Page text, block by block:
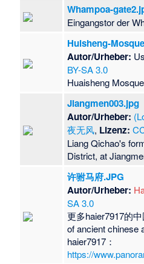
Whampoa-
Eingangstor der
Huisheng-
Autor/Urheber:
BY-SA 3.0
Huaisheng
Jiangmen003.jpg
Autor/Urheber:
夜无风, Lizenz:
Liang Qichao's
District, at
许驸马府.JPG
Autor/Urheber:
SA 3.0
更多haier7917的
of ancient chinese
haier7917：
https://